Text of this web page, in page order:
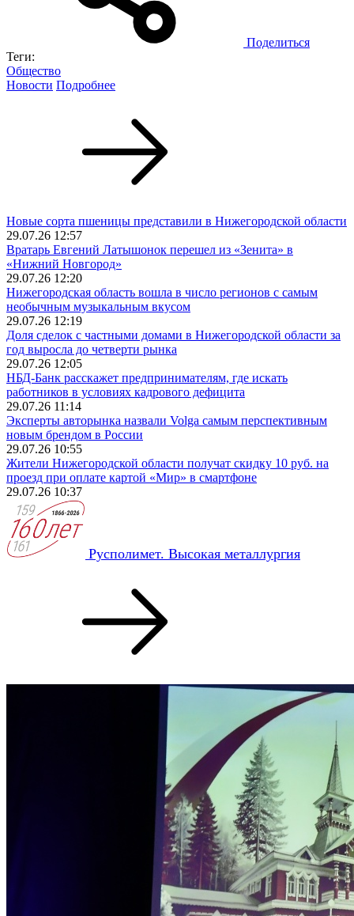
Поделиться
Теги:
Общество
Новости Подробнее
Новые сорта пшеницы представили в Нижегородской области
29.07.26 12:57
Вратарь Евгений Латышонок перешел из «Зенита» в
«Нижний Новгород»
29.07.26 12:20
Нижегородская область вошла в число регионов с самым
необычным музыкальным вкусом
29.07.26 12:19
Доля сделок с частными домами в Нижегородской области за
год выросла до четверти рынка
29.07.26 12:05
НБД-Банк расскажет предпринимателям, где искать
работников в условиях кадрового дефицита
29.07.26 11:14
Эксперты авторынка назвали Volga самым перспективным
новым брендом в России
29.07.26 10:55
Жители Нижегородской области получат скидку 10 руб. на
проезд при оплате картой «Мир» в смартфоне
29.07.26 10:37
Русполимет. Высокая металлургия